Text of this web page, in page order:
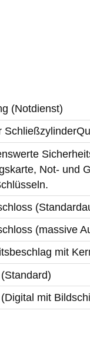
(Notdienst)
Not- und
(massive
mit
mit